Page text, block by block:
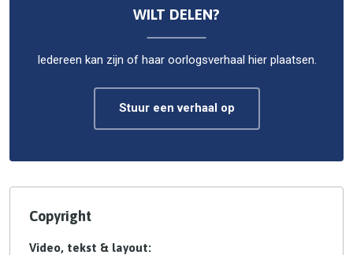
WILT DELEN?
Iedereen kan zijn of haar oorlogsverhaal hier plaatsen.
Stuur een verhaal op
Copyright
Video, tekst & layout: